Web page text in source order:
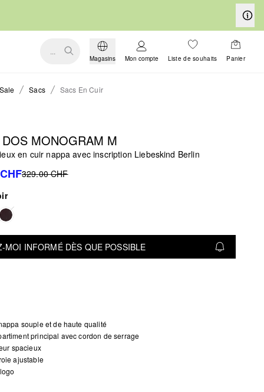
...
Magasins Mon compte Liste de souhaits Panier
Sale Sacs Sacs En Cuir
MONOGRAM M
en cuir nappa avec inscription Liebeskind Berlin
329.00 CHF
MOI INFORMÉ DÈS QUE POSSIBLE
souple et de haute qualité
principal avec cordon de serrage
spacieux
ajustable